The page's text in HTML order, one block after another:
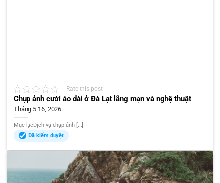
Rate this post
Chụp ảnh cưới áo dài ở Đà Lạt lãng mạn và nghệ thuật
Tháng 5 16, 2026
Mục lụcDịch vụ chụp ảnh [...]
Đã kiểm duyệt